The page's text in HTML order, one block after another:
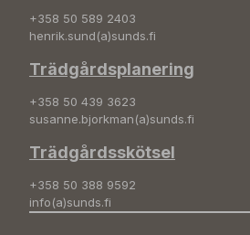
+358 50 589 2403
henrik.sund(a)sunds.fi
Trädgårdsplanering
+358 50 439 3623
susanne.bjorkman(a)sunds.fi
Trädgårdsskötsel
+358 50 388 9592
info(a)sunds.fi